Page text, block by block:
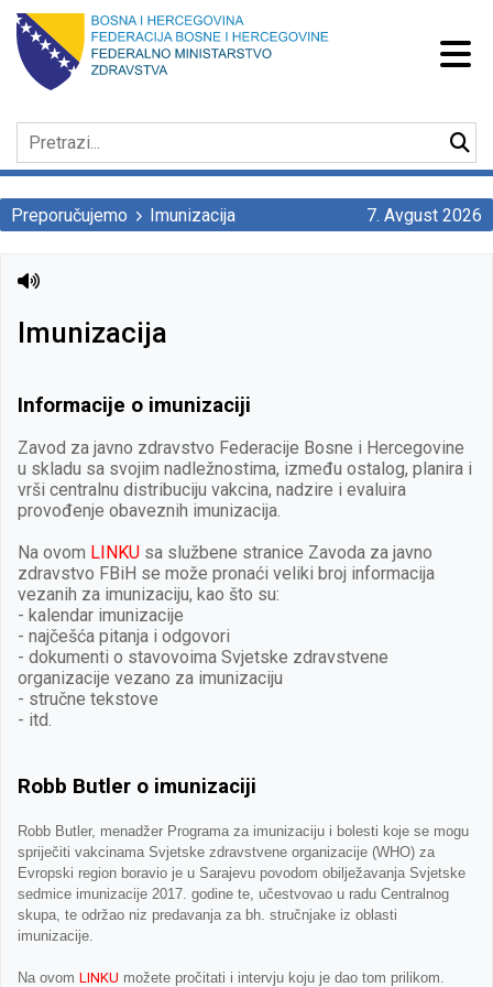
Preporučujemo Imunizacija 7. Avgust 2026
Imunizacija
Informacije o imunizaciji
Zavod za javno zdravstvo Federacije Bosne i Hercegovine
u skladu sa svojim nadležnostima, između ostalog, planira i
vrši centralnu distribuciju vakcina, nadzire i evaluira
provođenje obaveznih imunizacija.
Na ovom LINKU sa službene stranice Zavoda za javno
zdravstvo FBiH se može pronaći veliki broj informacija
vezanih za imunizaciju, kao što su:
- kalendar imunizacije
- najčešća pitanja i odgovori
- dokumenti o stavovoima Svjetske zdravstvene
organizacije vezano za imunizaciju
- stručne tekstove
- itd.
Robb Butler o imunizaciji
Robb Butler, menadžer Programa za imunizaciju i bolesti koje se mogu
spriječiti vakcinama Svjetske zdravstvene organizacije (WHO) za
Evropski region boravio je u Sarajevu povodom obilježavanja Svjetske
sedmice imunizacije 2017. godine te, učestvovao u radu Centralnog
skupa, te održao niz predavanja za bh. stručnjake iz oblasti
imunizacije.
Na ovom LINKU možete pročitati i intervju koju je dao tom prilikom.